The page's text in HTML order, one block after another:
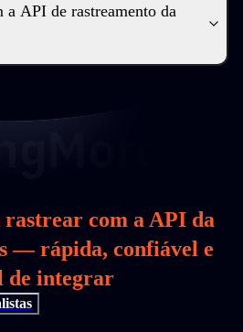
API de rastreamento da
rastrear com a API da
— rápida, confiável e
de integrar